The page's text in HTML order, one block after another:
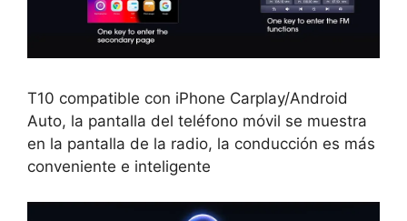
T10 compatible con iPhone Carplay/Android
Auto, la pantalla del teléfono móvil se muestra
en la pantalla de la radio, la conducción es más
conveniente e inteligente